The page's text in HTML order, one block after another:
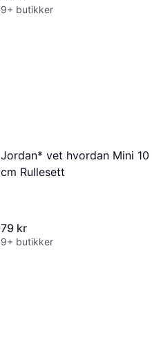
9+ butikker
Jordan* vet hvordan Mini 10
cm Rullesett
79 kr
9+ butikker